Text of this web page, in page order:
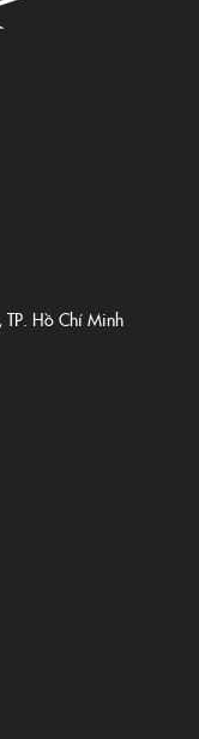
Hồ Chí Minh